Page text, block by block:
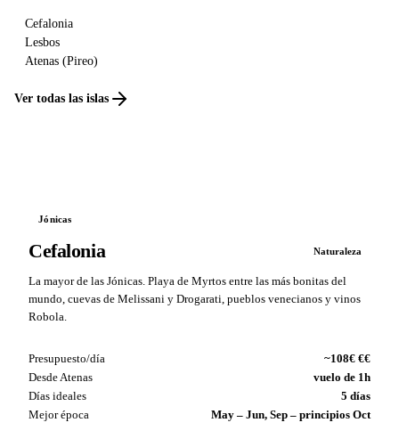
Cefalonia
Lesbos
Atenas (Pireo)
Ver todas las islas
Jónicas
Cefalonia Naturaleza
La mayor de las Jónicas. Playa de Myrtos entre las más bonitas del
mundo, cuevas de Melissani y Drogarati, pueblos venecianos y vinos
Robola.
Presupuesto/día
~108€ €€
Desde Atenas
vuelo de 1h
Días ideales
5 días
Mejor época
May – Jun, Sep – principios Oct